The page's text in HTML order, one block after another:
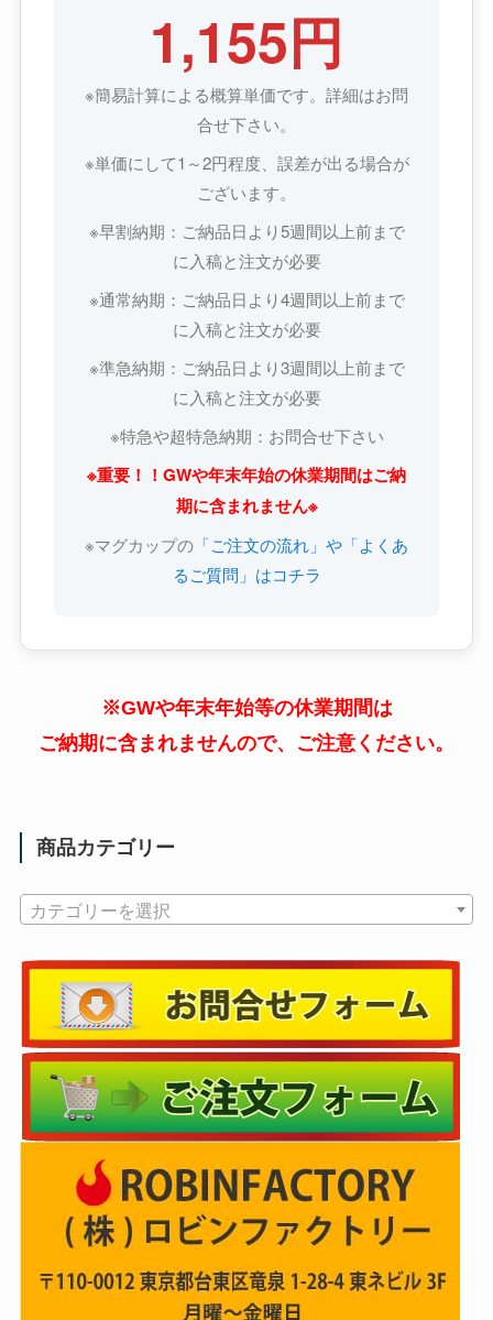
1,155円
※簡易計算による概算単価です。詳細はお問
合せ下さい。
※単価にして1～2円程度、誤差が出る場合が
ございます。
※早割納期：ご納品日より5週間以上前まで
に入稿と注文が必要
※通常納期：ご納品日より4週間以上前まで
に入稿と注文が必要
※準急納期：ご納品日より3週間以上前まで
に入稿と注文が必要
※特急や超特急納期：お問合せ下さい
※重要！！GWや年末年始の休業期間はご納
期に含まれません※
※マグカップの 「ご注文の流れ」や「よくあ
るご質問」はコチラ
※GWや年末年始等の休業期間は
ご納期に含まれませんので、ご注意ください。
商品カテゴリー
カテゴリーを選択